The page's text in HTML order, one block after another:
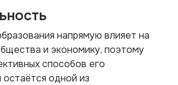
напрямую влияет на
и экономику, поэтому
способов его
одной из